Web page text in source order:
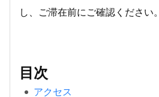
し、ご滞在前にご確認ください。
目次
アクセス